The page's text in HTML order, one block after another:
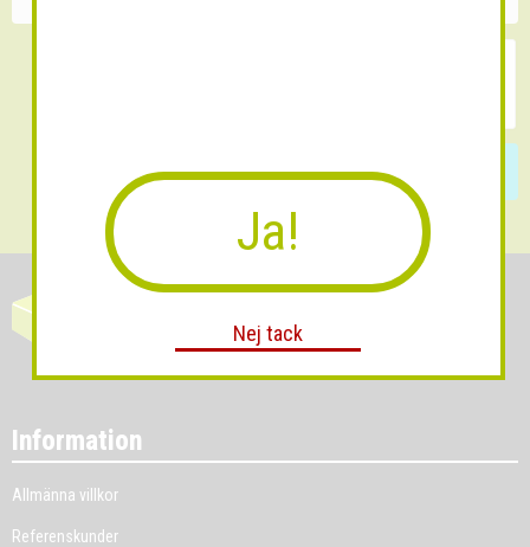
Information
Allmänna villkor
Referenskunder
Ja!
Nej tack